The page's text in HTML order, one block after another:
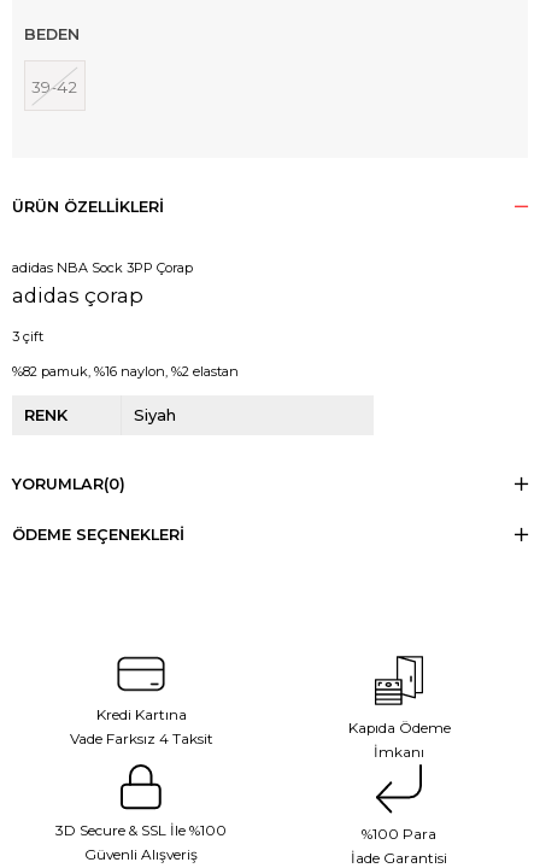
BEDEN
39-42
ÜRÜN ÖZELLIKLERI
adidas NBA Sock 3PP Çorap
adidas çorap
3 çift
%82 pamuk, %16 naylon, %2 elastan
RENK Siyah
YORUMLAR(0)
ÖDEME SEÇENEKLERI
Kredi Kartına
Vade Farksız 4 Taksit
Kapıda Ödeme
İmkanı
3D Secure & SSL İle %100
Güvenli Alışveriş
%100 Para
İade Garantisi